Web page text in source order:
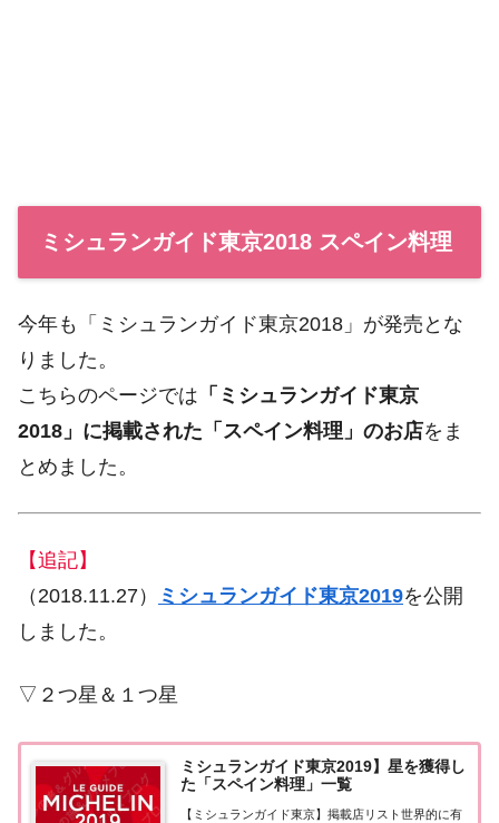
ミシュランガイド東京2018 スペイン料理
今年も「ミシュランガイド東京2018」が発売とな
りました。
こちらのページでは 「ミシュランガイド東京
2018」に掲載された「スペイン料理」のお店をま
とめました。
【追記】
（2018.11.27）
ミシュランガイド東京2019を公開
しました。
▽２つ星＆１つ星
ミシュランガイド東京2019】星を獲得し
た「スペイン料理」一覧
【ミシュランガイド東京】掲載店リスト世界的に有